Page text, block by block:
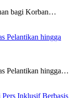
bagi Korban…
Pelantikan hingga
Pelantikan hingga…
Inklusif Berbasis